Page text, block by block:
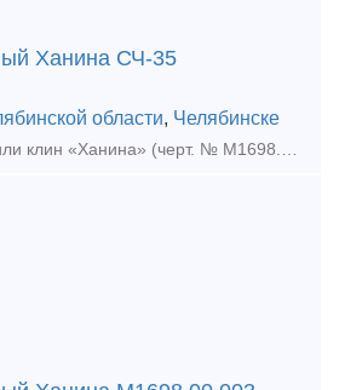
Ханина СЧ-35
области, Челябинске